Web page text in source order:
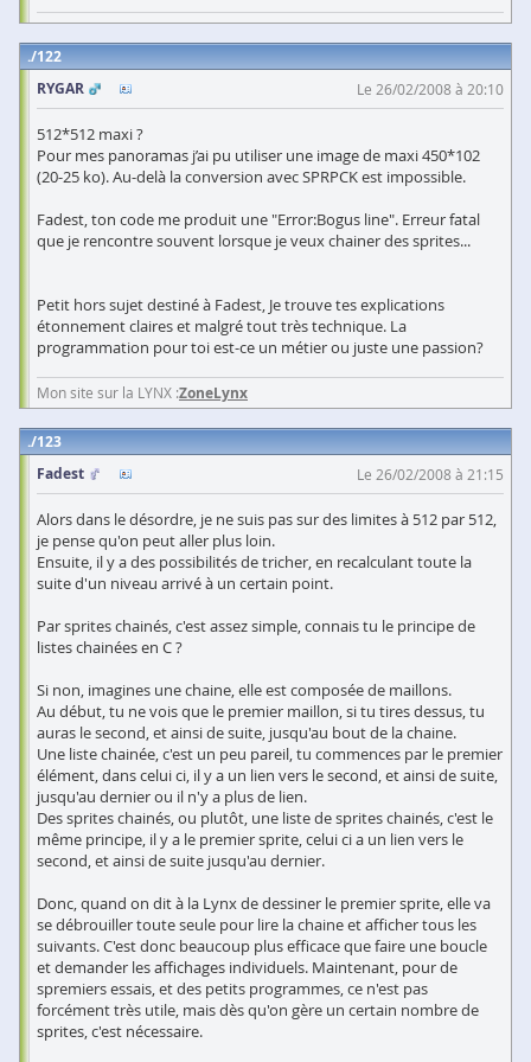
122
RYGAR
Le 26/02/2008 à 20:10
512*512 maxi ?
Pour mes panoramas j’ai pu utiliser une image de maxi 450*102
(20-25 ko). Au-delà la conversion avec SPRPCK est impossible.
Fadest, ton code me produit une "Error:Bogus line". Erreur fatal
que je rencontre souvent lorsque je veux chainer des sprites...
Petit hors sujet destiné à Fadest, Je trouve tes explications
étonnement claires et malgré tout très technique. La
programmation pour toi est-ce un métier ou juste une passion?
Mon site sur la LYNX :ZoneLynx
123
Fadest
Le 26/02/2008 à 21:15
Alors dans le désordre, je ne suis pas sur des limites à 512 par 512,
je pense qu'on peut aller plus loin.
Ensuite, il y a des possibilités de tricher, en recalculant toute la
suite d'un niveau arrivé à un certain point.
Par sprites chainés, c'est assez simple, connais tu le principe de
listes chainées en C ?
Si non, imagines une chaine, elle est composée de maillons.
Au début, tu ne vois que le premier maillon, si tu tires dessus, tu
auras le second, et ainsi de suite, jusqu'au bout de la chaine.
Une liste chainée, c'est un peu pareil, tu commences par le premier
élément, dans celui ci, il y a un lien vers le second, et ainsi de suite,
jusqu'au dernier ou il n'y a plus de lien.
Des sprites chainés, ou plutôt, une liste de sprites chainés, c'est le
même principe, il y a le premier sprite, celui ci a un lien vers le
second, et ainsi de suite jusqu'au dernier.
Donc, quand on dit à la Lynx de dessiner le premier sprite, elle va
se débrouiller toute seule pour lire la chaine et afficher tous les
suivants. C'est donc beaucoup plus efficace que faire une boucle
et demander les affichages individuels. Maintenant, pour de
spremiers essais, et des petits programmes, ce n'est pas
forcément très utile, mais dès qu'on gère un certain nombre de
sprites, c'est nécessaire.